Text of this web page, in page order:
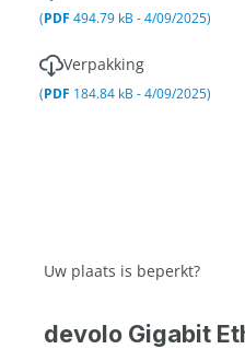
(PDF 494.79 kB - 4/09/2025)
Verpakking
(PDF 184.84 kB - 4/09/2025)
Uw plaats is beperkt?
devolo Gigabit